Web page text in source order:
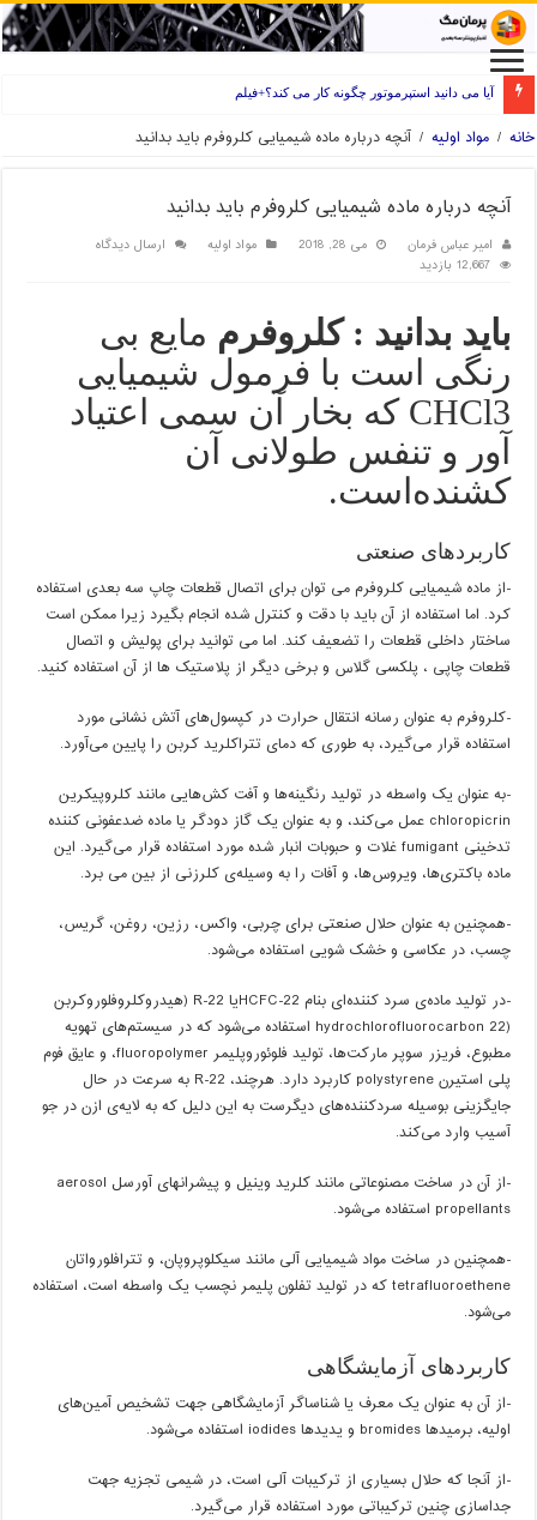
آیا می دانید استپرموتور چگونه کار می کند؟+فیلم
راه های انتخاب فیلامنت خوب برای پرینتر سه بعدی
خانه / مواد اولیه / آنچه درباره ماده شیمیایی کلروفرم باید بدانید
آنچه درباره ماده شیمیایی کلروفرم باید بدانید
امیر عباس فرمان می 28, 2018 مواد اولیه
ارسال دیدگاه
12,667 بازدید
باید بدانید : کلروفرم مایع بی
رنگی است با فرمول شیمیایی
CHCl3 که بخار آن سمی اعتیاد
آور و تنفس طولانی آن
کشنده‌است.
کاربردهای صنعتی
-از ماده شیمیایی کلروفرم می توان برای اتصال قطعات چاپ سه بعدی استفاده
کرد. اما استفاده از آن باید با دقت و کنترل شده انجام بگیرد زیرا ممکن است
ساختار داخلی قطعات را تضعیف کند. اما می توانید برای پولیش و اتصال
قطعات چاپی ، پلکسی گلاس و برخی دیگر از پلاستیک ها از آن استفاده کنید.
-کلروفرم به عنوان رسانه انتقال حرارت در کپسول‌های آتش نشانی مورد
استفاده قرار می‌گیرد، به طوری که دمای تتراکلرید کربن را پایین می‌آورد.
-به عنوان یک واسطه در تولید رنگینه‌ها و آفت کش‌هایی مانند کلروپیکرین
chloropicrin عمل می‌کند، و به عنوان یک گاز دودگر یا ماده ضدعفونی کننده
تدخینی fumigant غلات و حبوبات انبار شده مورد استفاده قرار می‌گیرد. این
ماده باکتری‌ها، ویروس‌ها، و آفات را به وسیله‌ی کلرزنی از بین می برد.
-همچنین به عنوان حلال صنعتی برای چربی، واکس، رزین، روغن، گریس،
چسب، در عکاسی و خشک شویی استفاده می‌شود.
-در تولید ماده‌ی سرد کننده‌ای بنام HCFC-22یا R-22 (هیدروکلروفلوروکربن
(hydrochlorofluorocarbon 22 استفاده می‌شود که در سیستم‌های تهویه
مطبوع، فریزر سوپر مارکت‌ها، تولید فلوئوروپلیمر fluoropolymer، و عایق فوم
پلی استیرن polystyrene کاربرد دارد. هرچند، R-22 به سرعت در حال
جایگزینی بوسیله سردکننده‌های دیگرست به این دلیل که به لایه‌ی ازن در جو
آسیب وارد می‌کند.
-از آن در ساخت مصنوعاتی مانند کلرید وینیل و پیشرانهای آورسل aerosol
propellants استفاده می‌شود.
-همچنین در ساخت مواد شیمیایی آلی مانند سیکلوپروپان، و تترافلورواتان
tetrafluoroethene که در تولید تفلون پلیمر نچسب یک واسطه است، استفاده
می‌شود.
کاربردهای آزمایشگاهی
-از آن به عنوان یک معرف یا شناساگر آزمایشگاهی جهت تشخیص آمین‌های
اولیه، برمیدها bromides و یدیدها iodides استفاده می‌شود.
-از آنجا که حلال بسیاری از ترکیبات آلی است، در شیمی تجزیه جهت
جداسازی چنین ترکیباتی مورد استفاده قرار می‌گیرد.